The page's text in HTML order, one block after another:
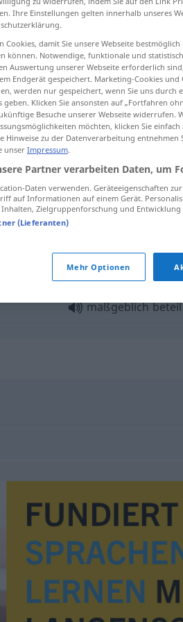
beteiligtseinan
maßgeblich
Ihre Einstellungen gelten innerhalb unseres
Cookies, damit Sie unsere Webseite
können. Notwendige, funktionale und
Auswertung unserer Webseite erforderlich
Endgerät gespeichert. Marketing-Cookies
werden nur gespeichert, wenn Sie uns durch
geben. Klicken Sie ansonsten auf „Fortfahren
Besuche unserer Webseite widerrufen.
möchten, klicken Sie
Hinweise zu der Datenverarbeitung entnehmen
unser Impressum.
Partner verarbeiten Daten, um
Daten verwenden. Geräteeigenschaften
auf Informationen auf einem Gerät.
Zielgruppenforschung und Entwicklung
(Lieferanten)
Mehr Optionen